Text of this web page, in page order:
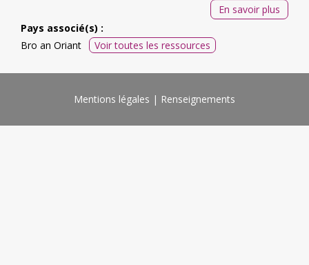
En savoir plus
Pays associé(s) :
Bro an Oriant
Voir toutes les ressources
Mentions légales Renseignements